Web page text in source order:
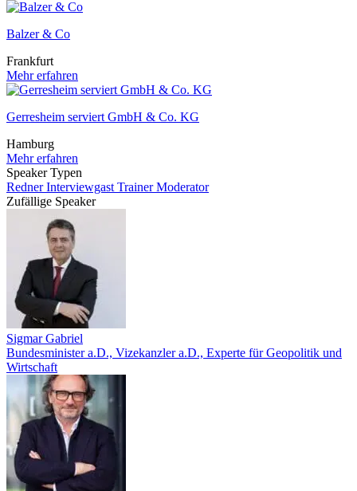
Balzer & Co
Frankfurt
Mehr erfahren
Gerresheim serviert GmbH & Co. KG
Hamburg
Mehr erfahren
Speaker Typen
RednerInterviewgast TrainerModerator
Zufällige Speaker
Sigmar Gabriel
Bundesminister a.D., Vizekanzler a.D., Experte für Geopolitik und
Wirtschaft